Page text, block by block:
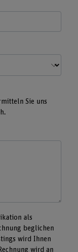
Sie uns
als
beglichen
wird Ihnen
wird an